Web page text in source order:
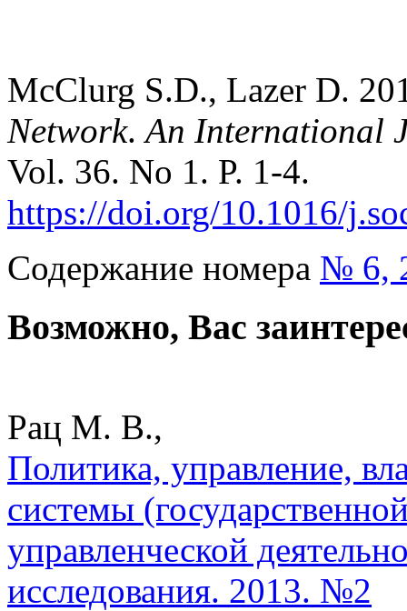
McClurg S.D., Lazer D.
Network.An International
Vol. 36. No 1. P. 1-4.
https://doi.org/10.1016/
Содержание номера № 6,
Возможно, Вас
Рац М. В.,
Политика, управление,
системы
управленческой
исследования. 2013. №2